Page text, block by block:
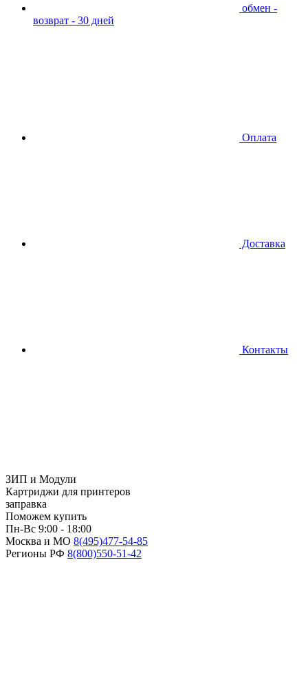
обмен -
возврат - 30 дней
Оплата
Доставка
Контакты
ЗИП и Модули
Картриджи для принтеров
заправка
Поможем купить
Пн-Вс 9:00 - 18:00
Москва и МО 8(495)477-54-85
Регионы РФ 8(800)550-51-42